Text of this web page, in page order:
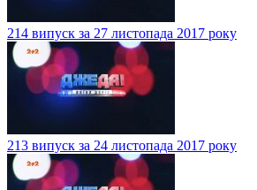
214 випуск за 27 листопада 2017 року
213 випуск за 24 листопада 2017 року